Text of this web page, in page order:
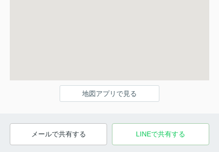
地図アプリで見る
メールで共有する LINEで共有する